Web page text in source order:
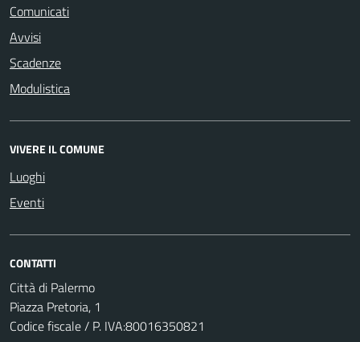
Comunicati
Avvisi
Scadenze
Modulistica
VIVERE IL COMUNE
Luoghi
Eventi
CONTATTI
Città di Palermo
Piazza Pretoria, 1
Codice fiscale / P. IVA:80016350821